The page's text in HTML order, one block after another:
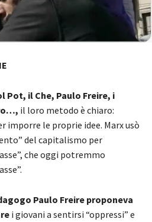
Pot, il Che, Paulo Freire, i
il loro metodo è chiaro:
imporre le proprie idee. Marx usò
del capitalismo per
che oggi potremmo
Paulo Freire proponeva
i giovani a sentirsi “oppressi” e